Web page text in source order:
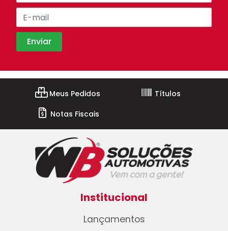
Meus Pedidos
Títulos
Notas Fiscais
Institucional
Lançamentos